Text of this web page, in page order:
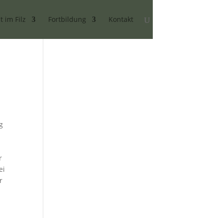
im Filz Fortbildung Kontakt